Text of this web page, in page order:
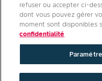
Suivez-nous
refuser ou accepter ci-
dont vous pouvez gérer
moment sont disponibles
confidentialité